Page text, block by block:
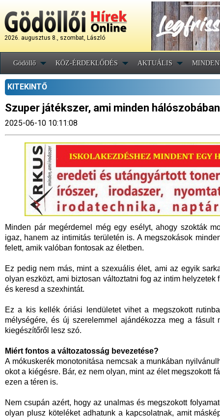
2026. augusztus 8., szombat, László
Gödöllő KÖZ-ÉRDEKLŐDÉS AKTUÁLIS
KITEKINTŐ
Szuper játékszer, ami minden
2025-06-10 10:11:08
Minden pár megérdemel még egy esélyt, ahogy szokták
igaz, hanem az intimitás területén is. A megszokások
felett, amik valóban fontosak az életben.
Ez pedig nem más, mint a szexuális élet, ami az egyik
olyan eszközt, ami biztosan változtatni fog az intim
és keresd a szexhintát.
Ez a kis kellék óriási lendületet vihet a megszokott
mélységére, és új szerelemmel ajándékozza meg a fásult
kiegészítőről lesz szó.
Miért fontos a változatosság bevezetése?
A mókuskerék monotonitása nemcsak a munkában
okot a kiégésre. Bár, ez nem olyan, mint az élet megszokott
ezen a téren is.
Nem csupán azért, hogy az unalmas és megszokott
olyan plusz köteléket adhatunk a kapcsolatnak, amit